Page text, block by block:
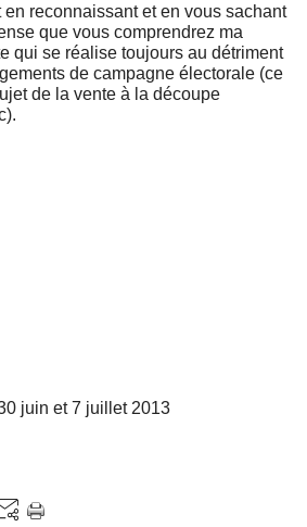
en reconnaissant et en vous sachant
que vous comprendrez ma
qui se réalise toujours au détriment
de campagne électorale (ce
de la vente à la découpe
juin et 7 juillet 2013